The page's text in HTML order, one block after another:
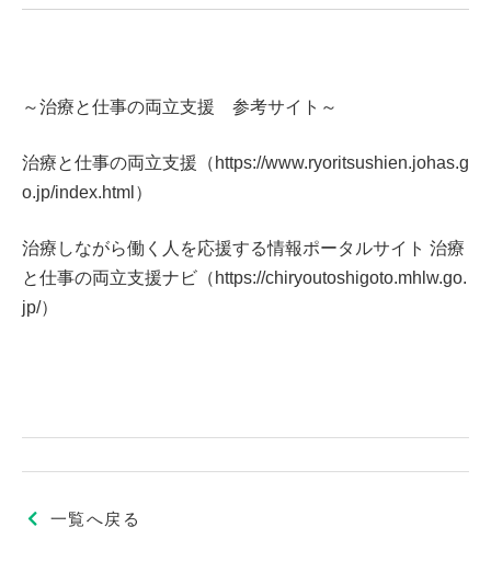
～治療と仕事の両立支援 参考サイト～
治療と仕事の両立支援（https://www.ryoritsushien.johas.g
o.jp/index.html）
治療しながら働く人を応援する情報ポータルサイト 治療
と仕事の両立支援ナビ（https://chiryoutoshigoto.mhlw.go.
jp/）
一覧へ戻る